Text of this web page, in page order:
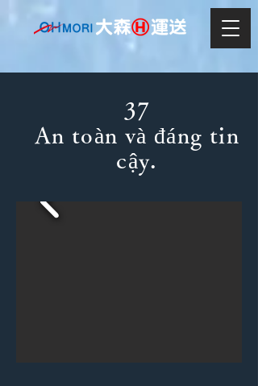
37
An toàn và đáng tin
cậy.